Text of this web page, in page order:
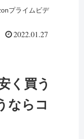
プライムビデ
2022.01.27
く買う
ならコ